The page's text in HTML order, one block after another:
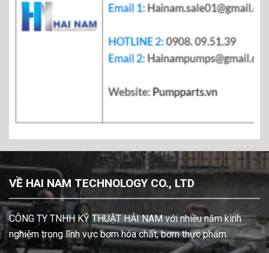
VỀ HAI NAM TECHNOLOGY CO., LTD
CÔNG TY TNHH KỸ THUẬT HẢI NAM với nhiều năm kinh
nghiệm trong lĩnh vực bơm hóa chất, bơm thực phẩm.